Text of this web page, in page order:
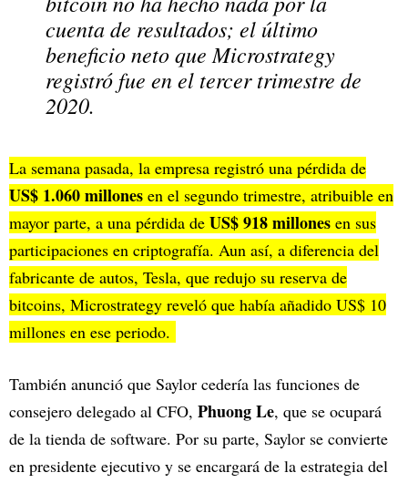
cuenta de resultados; el último
beneficio neto que Microstrategy
registró fue en el tercer trimestre de
2020.
La semana pasada, la empresa registró una pérdida de
US$ 1.060 millones en el segundo trimestre, atribuible en
mayor parte, a una pérdida de US$ 918 millones en sus
participaciones en criptografía. Aun así, a diferencia del
fabricante de autos, Tesla, que redujo su reserva de
bitcoins, Microstrategy reveló que había añadido US$ 10
millones en ese periodo.
También anunció que Saylor cedería las funciones de
consejero delegado al CFO, Phuong Le, que se ocupará
de la tienda de software. Por su parte, Saylor se convierte
en presidente ejecutivo y se encargará de la estrategia del